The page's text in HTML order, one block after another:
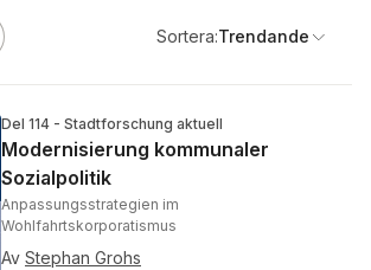
Sortera:Trendande
Del 114 - Stadtforschung aktuell
Modernisierung kommunaler
Sozialpolitik
Anpassungsstrategien im
Wohlfahrtskorporatismus
Av Stephan Grohs